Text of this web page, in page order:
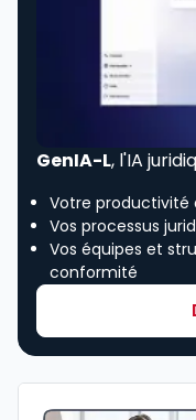
GenIA-L, l'IA
Votre productivité
Vos processus
Vos équipes et
conformité